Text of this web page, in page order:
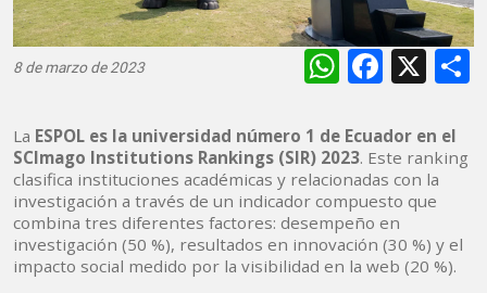
8 de marzo de 2023 X
La ESPOL es la universidad número 1 de Ecuador en el
SCImago Institutions Rankings (SIR) 2023. Este ranking
clasifica instituciones académicas y relacionadas con la
investigación a través de un indicador compuesto que
combina tres diferentes factores: desempeño en
investigación (50 %), resultados en innovación (30 %) y el
impacto social medido por la visibilidad en la web (20 %).